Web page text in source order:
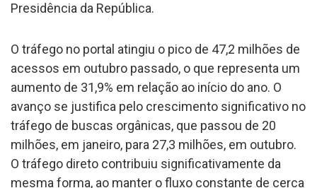
Presidência da República.
O tráfego no portal atingiu o pico de 47,2 milhões de
acessos em outubro passado, o que representa um
aumento de 31,9% em relação ao início do ano. O
avanço se justifica pelo crescimento significativo no
tráfego de buscas orgânicas, que passou de 20
milhões, em janeiro, para 27,3 milhões, em outubro.
O tráfego direto contribuiu significativamente da
mesma forma, ao manter o fluxo constante de cerca